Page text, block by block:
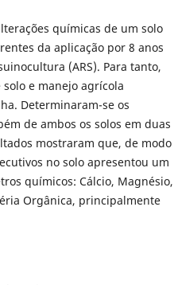
químicas de um solo
da aplicação por 8 anos
(ARS). Para tanto,
e manejo agrícola
Determinaram-se os
de ambos os solos em duas
mostraram que, de modo
no solo apresentou um
químicos: Cálcio, Magnésio,
Orgânica, principalmente